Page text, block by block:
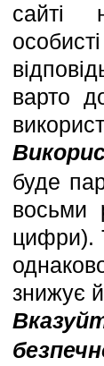
сайті
варто
буде
восьми
цифри).
знижує